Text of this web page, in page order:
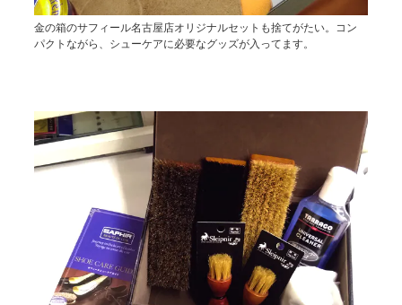
金の箱のサフィール名古屋店オリジナルセットも捨てがたい。コン
パクトながら、シューケアに必要なグッズが入ってます。